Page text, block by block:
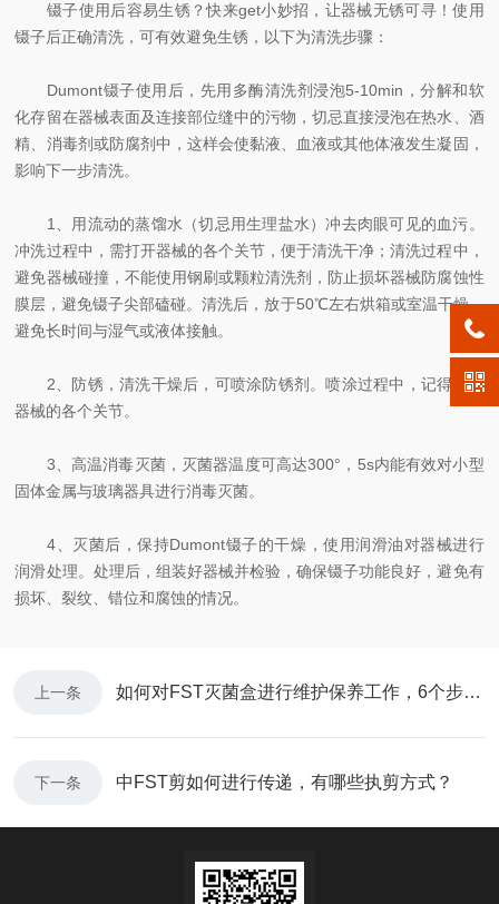
镊子使用后容易生锈？快来get小妙招，让器械无锈可寻！使用
镊子后正确清洗，可有效避免生锈，以下为清洗步骤：
Dumont镊子使用后，先用多酶清洗剂浸泡5-10min，分解和软
化存留在器械表面及连接部位缝中的污物，切忌直接浸泡在热水、酒
精、消毒剂或防腐剂中，这样会使黏液、血液或其他体液发生凝固，
影响下一步清洗。
1、用流动的蒸馏水（切忌用生理盐水）冲去肉眼可见的血污。
冲洗过程中，需打开器械的各个关节，便于清洗干净；清洗过程中，
避免器械碰撞，不能使用钢刷或颗粒清洗剂，防止损坏器械防腐蚀性
膜层，避免镊子尖部磕碰。清洗后，放于50℃左右烘箱或室温干燥，
避免长时间与湿气或液体接触。
2、防锈，清洗干燥后，可喷涂防锈剂。喷涂过程中，记得打开
器械的各个关节。
3、高温消毒灭菌，灭菌器温度可高达300°，5s内能有效对小型
固体金属与玻璃器具进行消毒灭菌。
4、灭菌后，保持Dumont镊子的干燥，使用润滑油对器械进行
润滑处理。处理后，组装好器械并检验，确保镊子功能良好，避免有
损坏、裂纹、错位和腐蚀的情况。
上一条 如何对FST灭菌盒进行维护保养工作，6个步骤轻松搞定
下一条 中FST剪如何进行传递，有哪些执剪方式？